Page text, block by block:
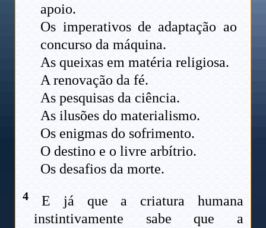
apoio.
Os imperativos de adaptação ao
concurso da máquina.
As queixas em matéria religiosa.
A renovação da fé.
As pesquisas da ciência.
As ilusões do materialismo.
Os enigmas do sofrimento.
O destino e o livre arbítrio.
Os desafios da morte.
4 E já que a criatura humana
instintivamente sabe que a